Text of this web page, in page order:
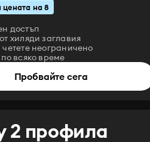
цената на 8
достъп
хиляди заглавия
неограничено
всяко време
Пробвайте сега
2 профила